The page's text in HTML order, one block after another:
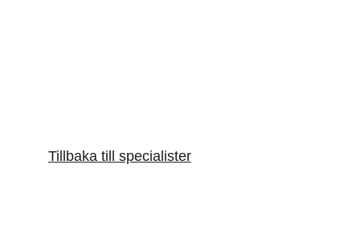
Tillbaka till specialister